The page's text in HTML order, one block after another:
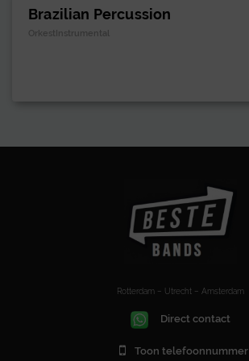
Brazilian Percussion
OrkestInstrumental
Rotterdam – Utrecht – Amsterdam
Direct contact
Toon telefoonnummer